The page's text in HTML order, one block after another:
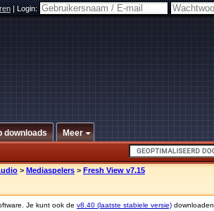
|Login:
downloads Meer
> Mediaspelers > Fresh View v7.15
Je kunt ook de v8.40 (laatste stabiele versie) downloaden.